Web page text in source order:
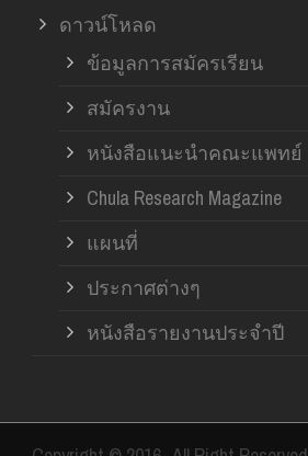
ดาวน์โหลด
ข้อมูลการสมัครเรียน
สมัครงาน
หนังสือแนะนำคณะแพทย์
Chula Research Magazine
แผนที่
ประกาศต่างๆ
หนังสือรายงานประจำปี